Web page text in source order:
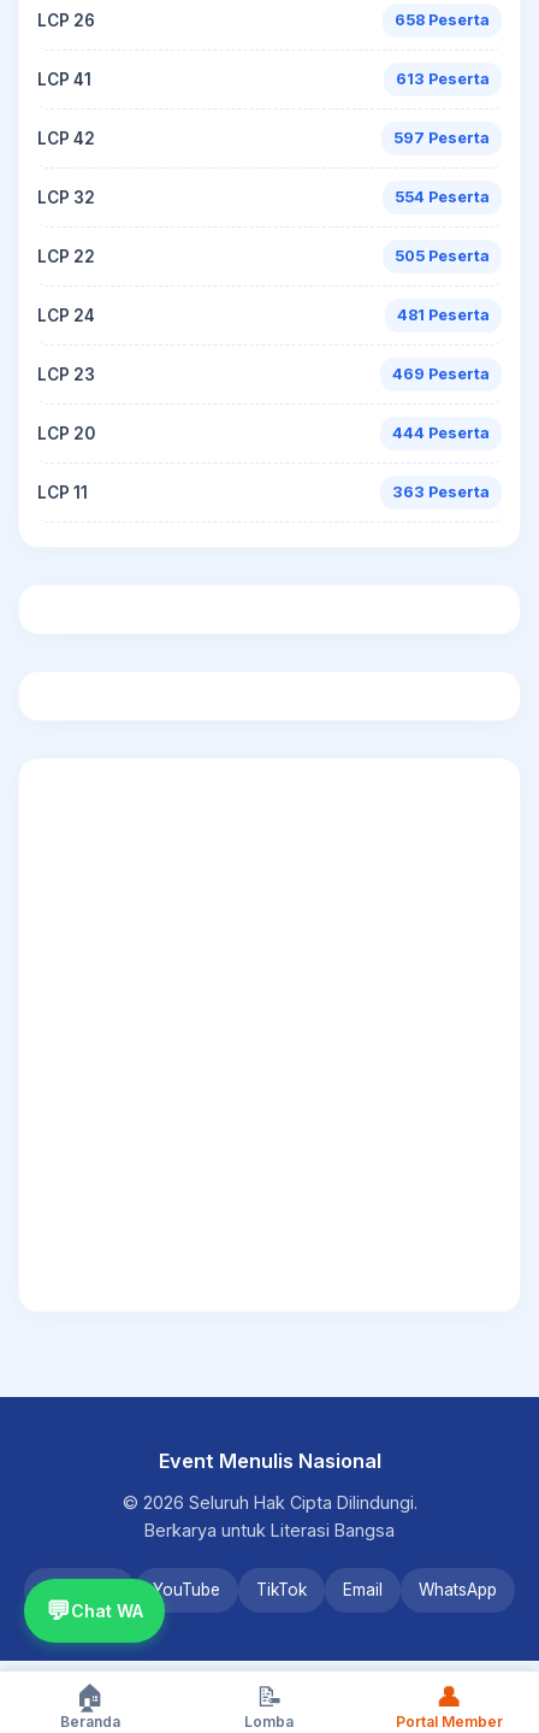
LCP 26 658 Peserta
LCP 41 613 Peserta
LCP 42 597 Peserta
LCP 32 554 Peserta
LCP 22 505 Peserta
LCP 24 481 Peserta
LCP 23 469 Peserta
LCP 20 444 Peserta
LCP 11 363 Peserta
Event Menulis Nasional
© 2026 Seluruh Hak Cipta Dilindungi.
Berkarya untuk Literasi Bangsa
YouTube TikTok Email WhatsApp
💬Chat WA
🏠
Beranda
📝
Lomba
👤
Portal Member